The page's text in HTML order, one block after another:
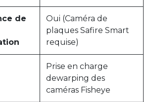
de
Oui (Caméra de
plaques Safire Smart
requise)
Prise en charge
dewarping des
caméras Fisheye